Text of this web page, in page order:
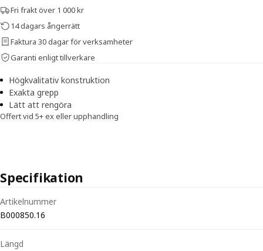
Fri frakt över 1 000 kr
14 dagars ångerrätt
Faktura 30 dagar för verksamheter
Garanti enligt tillverkare
Högkvalitativ konstruktion
Exakta grepp
Lätt att rengöra
Offert vid 5+ ex eller upphandling
Specifikation
Artikelnummer
B000850.16
Längd